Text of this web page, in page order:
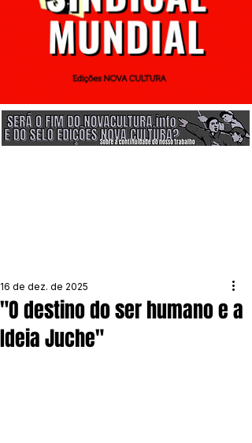
"O destino do ser humano e a
Ideia Juche"
16 de dez. de 2025